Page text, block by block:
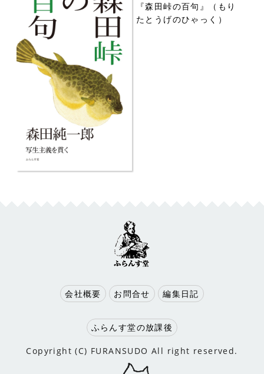
『森田峠の百句』（もり
たとうげのひゃっく）
会社概要 お問合せ 編集日記
ふらんす堂の放課後
Copyright (C) FURANSUDO All right reserved.